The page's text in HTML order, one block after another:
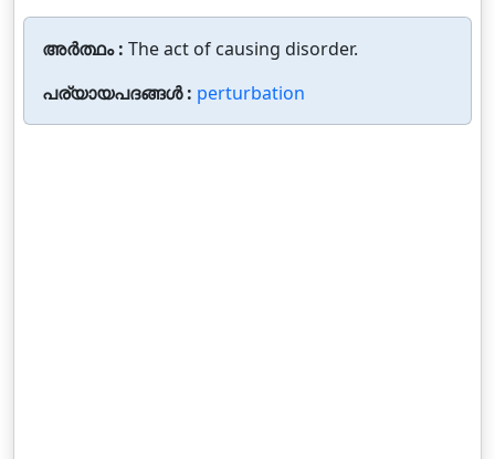
അർത്ഥം : The act of causing disorder.
പര്യായപദങ്ങൾ : perturbation